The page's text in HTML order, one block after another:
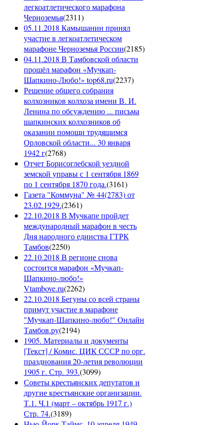
легкоатлетического марафона
Черноземья(2311)
05.11.2018 Камышанин принял
участие в легкоатлетическом
марафоне Черноземья России(2185)
04.11.2018 В Тамбовской области
прошёл марафон «Мучкап-
Шапкино-Любо!» top68.ru(2237)
Решение общего собрания
колхозников колхоза имени В. И.
Ленина по обсуждению ... письма
шапкинских колхозников об
оказании помощи трудящимся
Орловской области... 30 января
1942 г(2768)
Отчет Борисоглебской уездной
земской управы с 1 сентября 1869
по 1 сентября 1870 года.(3161)
Газета "Коммуна" № 44(2783) от
23.02.1929.(2361)
22.10.2018 В Мучкапе пройдет
международный марафон в честь
Дня народного единства ГТРК
Тамбов(2250)
22.10.2018 В регионе снова
состоится марафон «Мучкап-
Шапкино-любо!»
Vtambove.ru(2262)
22.10.2018 Бегуны со всей страны
примут участие в марафоне
"Мучкап-Шапкино-любо!" Онлайн
Тамбов.ру(2194)
1905. Материалы и документы
[Текст] / Комис. ЦИК СССР по орг.
празднования 20-летия революции
1905 г. Стр. 393.(3099)
Советы крестьянских депутатов и
другие крестьянские организации.
Т.1. Ч.1 (март – октябрь 1917 г.)
Стр. 74.(3189)